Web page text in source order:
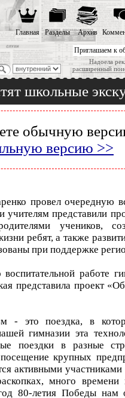
Приглашаем к
Надоела
расширенный
Главная Разделы Архив
школьные
обычную
версию >>
провел очередную
учителям представили
учеников,
ребят, а также
при поддержке
воспитательной
представила проект
- это поездка, в
гимназии эта
поездки в разные
крупных
активными
много времени
80-летия Победы нам